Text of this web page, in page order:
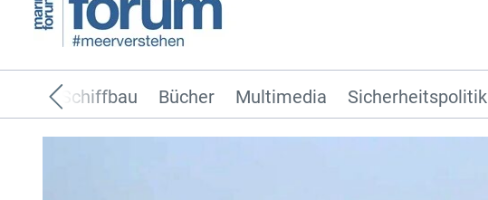
Sicherheitspolitik
Schiffbau Bücher Multimedia